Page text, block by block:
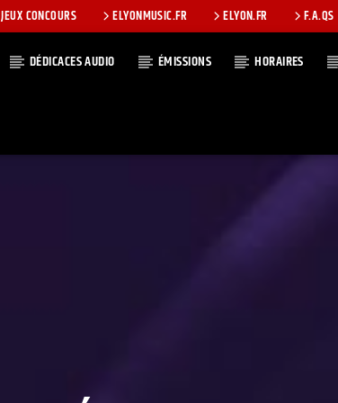
JEUX CONCOURS ELYONMUSIC.FR ELYON.FR F.A.QS
DÉDICACES AUDIO ÉMISSIONS HORAIRES